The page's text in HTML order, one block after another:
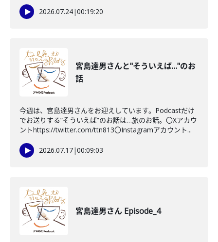
2026.07.24|00:19:20
宮島達男さんと"そういえば…"のお
話
今週は、宮島達男さんをお迎えしています。Podcastだけ
でお送りする”そういえば”のお話は…旅のお話。〇Xアカウ
ントhttps://twitter.com/ttn813〇Instagramアカウント...
2026.07.17|00:09:03
宮島達男さん Episode_4